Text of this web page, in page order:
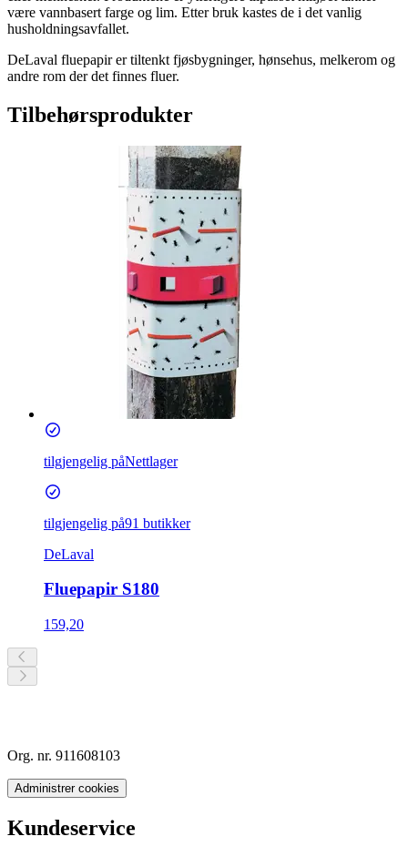
være vannbasert farge og lim. Etter bruk kastes de i det vanlig
husholdningsavfallet.
DeLaval fluepapir er tiltenkt fjøsbygninger, hønsehus, melkerom og
andre rom der det finnes fluer.
Tilbehørsprodukter
tilgjengelig påNettlager
tilgjengelig på91 butikker
DeLaval
Fluepapir S180
159,20
Org. nr. 911608103
Administrer cookies
Kundeservice